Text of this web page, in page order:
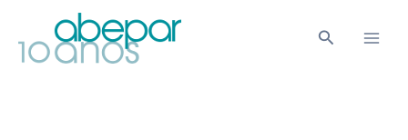
conteúdo
Pesquisar